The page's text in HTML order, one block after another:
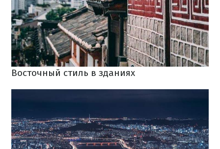
Восточный стиль в зданиях